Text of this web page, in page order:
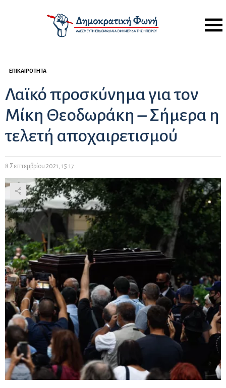
Menu
ΕΠΙΚΑΙΡΌΤΗΤΑ
Λαϊκό προσκύνημα για τον
Μίκη Θεοδωράκη – Σήμερα η
τελετή αποχαιρετισμού
8 Σεπτεμβρίου 2021, 15:17